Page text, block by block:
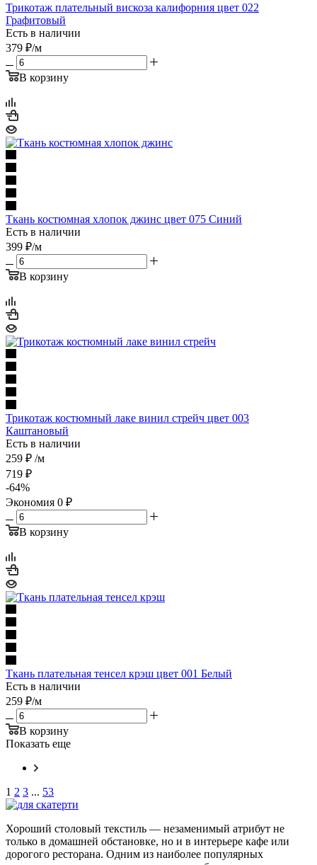
Трикотаж плательный вискоза калифорния цвет 022
Графитовый
Есть в наличии
379 ₽/м
В корзину
Ткань костюмная хлопок джинс цвет 075 Синий
Есть в наличии
399 ₽/м
В корзину
Трикотаж костюмный лаке винил стрейч цвет 003
Каштановый
Есть в наличии
259 ₽ /м
719 ₽
-64%
Экономия 0 ₽
В корзину
Ткань плательная тенсел крэш цвет 001 Белый
Есть в наличии
259 ₽/м
В корзину
Показать еще
1 2 3 ... 53
Хороший столовый текстиль — незаменимый атрибут не
только в домашней обстановке, но и в интерьере кафе или
дорогого ресторана. Одним из наиболее популярных